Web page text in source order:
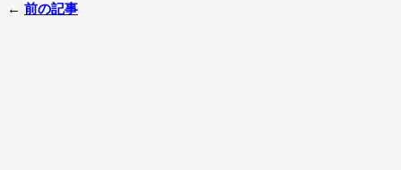
← 前の記事